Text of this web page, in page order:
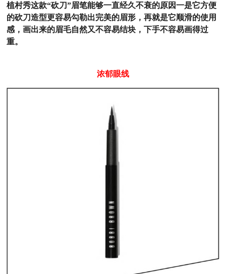
植村秀这款“砍刀”眉笔能够一直经久不衰的原因一是它方便
的砍刀造型更容易勾勒出完美的眉形，再就是它顺滑的使用
感，画出来的眉毛自然又不容易结块，下手不容易画得过
重。
浓郁眼线